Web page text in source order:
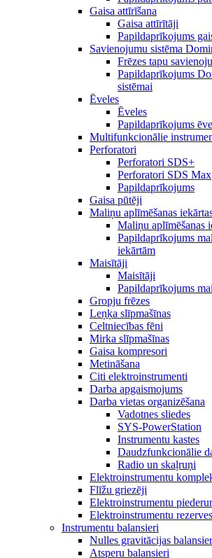
Gaisa attīrīšana
Gaisa attīrītāji
Papildaprīkojums
Savienojumu sistēma
Frēzes tapu
Papildaprīkojums
sistēmai
Ēveles
Ēveles
Papildaprīkojums
Multifunkcionālie
Perforatori
Perforatori SDS+
Perforatori SDS Max
Papildaprīkojums
Gaisa pūtēji
Maliņu aplīmēšanas
Maliņu aplīmēšanas
Papildaprīkojums
iekārtām
Maisītāji
Maisītāji
Papildaprīkojums
Gropju frēzes
Leņķa slīpmašīnas
Celtniecības fēni
Mirka slīpmašīnas
Gaisa kompresori
Metināšana
Citi elektroinstrumenti
Darba apgaismojums
Darba vietas organizēšana
Vadotnes sliedes
SYS-PowerStation
Instrumentu kastes
Daudzfunkcionālie
Radio un skaļruņi
Elektroinstrumentu
Flīžu griezēji
Elektroinstrumentu
Elektroinstrumentu
Instrumentu balansieri
Nulles gravitācijas
Atsperu balansieri